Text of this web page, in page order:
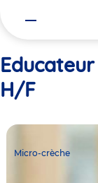
H/F
Micro-
crèche
Micro-crèche